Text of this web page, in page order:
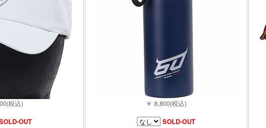
税込)
OUT
￥ 8,800(税込)
SOLD-OUT